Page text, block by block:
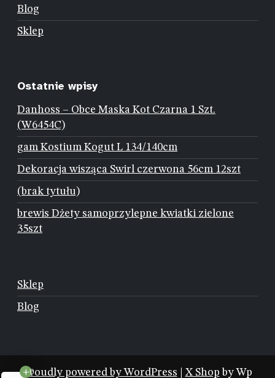
Blog
Sklep
Ostatnie wpisy
Danhoss – Obce Maska Kot Czarna 1 Szt.
(W6454C)
gam Kostium Kogut L 134/140cm
Dekoracja wisząca Swirl czerwona 56cm 12szt
(brak tytułu)
brewis Dżety samoprzylepne kwiatki zielone
35szt
Sklep
Blog
Proudly powered by WordPress X Shop by Wp
+0